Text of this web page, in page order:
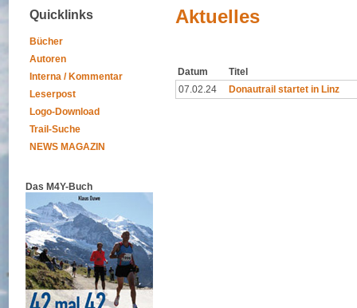
Quicklinks
Bücher
Autoren
Interna / Kommentar
Leserpost
Logo-Download
Trail-Suche
NEWS MAGAZIN
Das M4Y-Buch
Aktuelles
Datum
Titel
07.02.24
Donautrail startet in Linz